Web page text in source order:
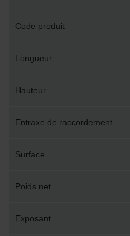
Code produit
Longueur
Hauteur
Entraxe de raccordement
Surface
Poids net
Exposant